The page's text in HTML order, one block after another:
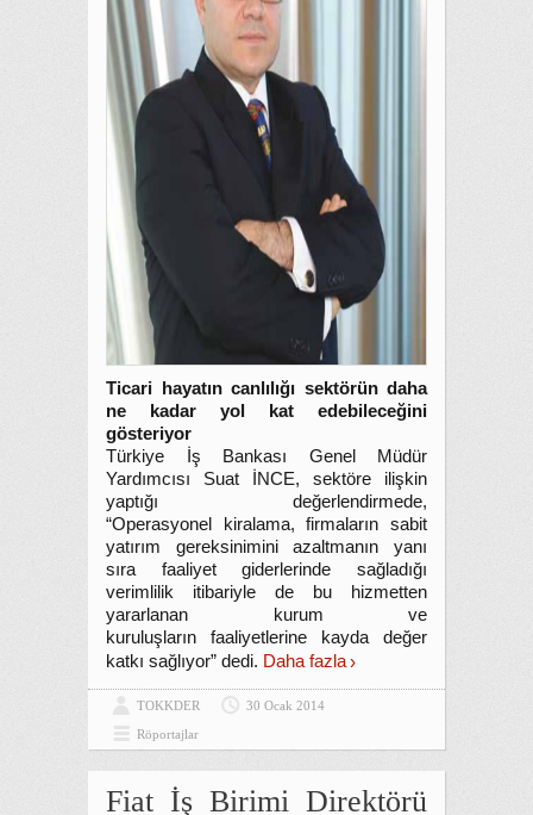
Ticari hayatın canlılığı sektörün daha
ne kadar yol kat edebileceğini
gösteriyor
Türkiye İş Bankası Genel Müdür
Yardımcısı Suat İNCE, sektöre ilişkin
yaptığı değerlendirmede,
“Operasyonel kiralama, firmaların sabit
yatırım gereksinimini azaltmanın yanı
sıra faaliyet giderlerinde sağladığı
verimlilik itibariyle de bu hizmetten
yararlanan kurum ve
kuruluşların faaliyetlerine kayda değer
katkı sağlıyor” dedi. Daha fazla
TOKKDER
30 Ocak 2014
Röportajlar
Fiat İş Birimi Direktörü